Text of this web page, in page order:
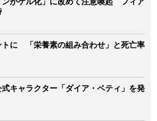
トに 「栄養素の組み合わせ」と死亡率
キャラクター「ダイア・ベティ」を発